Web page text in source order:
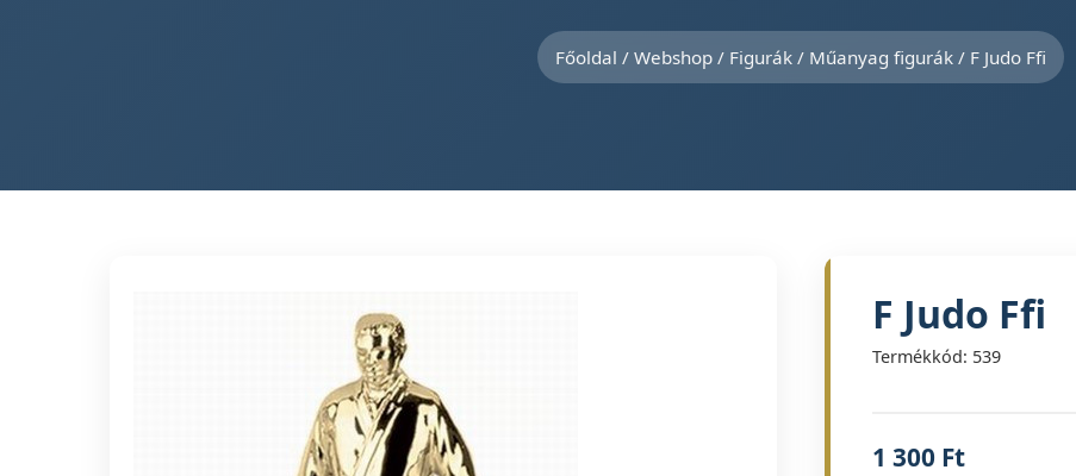
Főoldal / Webshop / Figurák / Műanyag figurák / F Judo Ffi
F Judo Ffi
Termékkód: 539
1 300 Ft